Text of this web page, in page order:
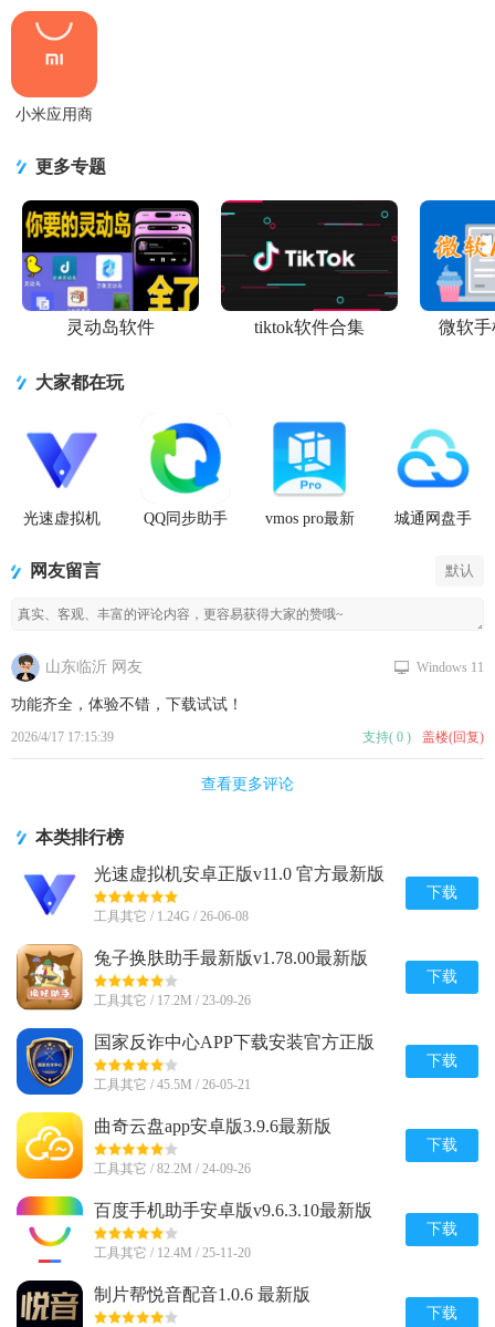
店旧版可用
版v4.117.15
老版本免
小米应用商
版v4.119.15
最新版
更多专题
灵动岛软件 tiktok软件合集 微软手
大家都在玩
光速虚拟机
QQ同步助手
vmos pro最新
城通网盘手
网友留言 默认
山东临沂 网友
2026/4/17 17:15:39
功能齐全，体验不错，下载试试！
Windows 11
支持( 0 ) 盖楼(回复)
查看更多评论
本类排行榜
光速虚拟机安卓正版v11.0 官方最新版
【64位】
工具其它 / 1.24G / 26-06-08
下载
兔子换肤助手最新版v1.78.00最新版
工具其它 / 17.2M / 23-09-26
下载
国家反诈中心APP下载安装官方正版
v2.0.25
工具其它 / 45.5M / 26-05-21
下载
曲奇云盘app安卓版3.9.6最新版
工具其它 / 82.2M / 24-09-26
下载
百度手机助手安卓版v9.6.3.10最新版
工具其它 / 12.4M / 25-11-20
下载
制片帮悦音配音1.0.6 最新版
下载